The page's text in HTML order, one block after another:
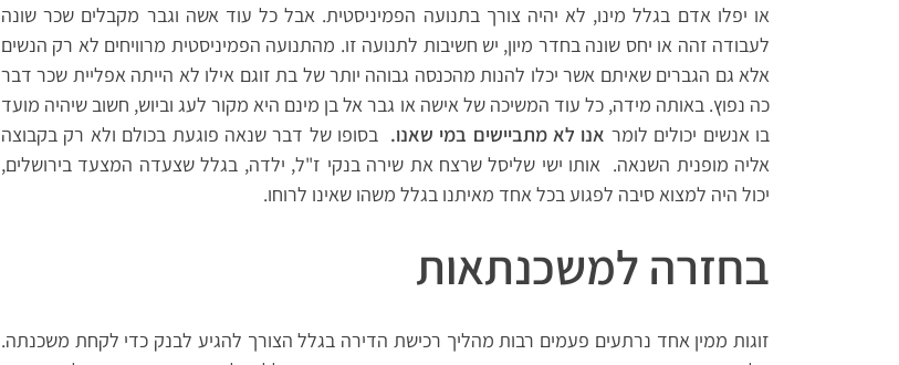
או יפלו אדם בגלל מינו, לא יהיה צורך בתנועה הפמיניסטית. אבל כל עוד אשה וגבר מקבלים שכר שונה
לעבודה זהה או יחס שונה בחדר מיון, יש חשיבות לתנועה זו. מהתנועה הפמיניסטית מרוויחים לא רק הנשים
אלא גם הגברים שאיתם אשר יכלו להנות מהכנסה גבוהה יותר של בת זוגם אילו לא הייתה אפליית שכר דבר
כה נפוץ. באותה מידה, כל עוד המשיכה של אישה או גבר אל בן מינם היא מקור לעג וביוש, חשוב שיהיה מועד
בו אנשים יכולים לומר אנו לא מתביישים במי שאנו. בסופו של דבר שנאה פוגעת בכולם ולא רק בקבוצה
אליה מופנית השנאה. אותו ישי שליסל שרצח את שירה בנקי ז"ל, ילדה, בגלל שצעדה המצעד בירושלים,
יכול היה למצוא סיבה לפגוע בכל אחד מאיתנו בגלל משהו שאינו לרוחו.
בחזרה למשכנתאות
זוגות ממין אחד נרתעים פעמים רבות מהליך רכישת הדירה בגלל הצורך להגיע לבנק כדי לקחת משכנתה.